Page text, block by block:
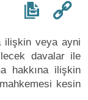
ilişkin veya ayni
davalar ile
hakkına ilişkin
kesin